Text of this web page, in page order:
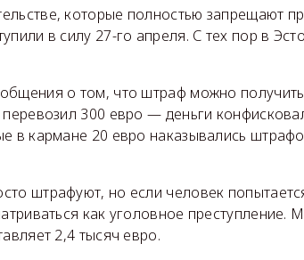
которые полностью запрещают
в силу 27-го апреля. С тех пор в
о том, что штраф можно
перевозил 300 евро — деньги
в кармане 20 евро наказывались
штрафуют, но если человек
как уголовное
2,4 тысяч евро.